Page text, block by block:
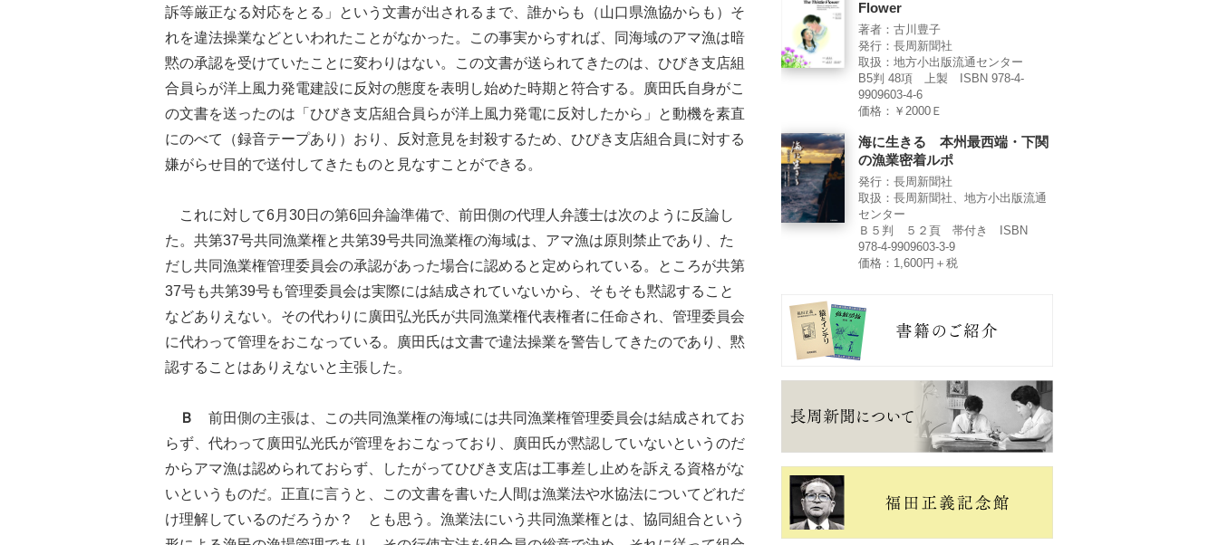
訴等厳正なる対応をとる」という文書が出されるまで、誰からも（山口県漁協からも）そ
れを違法操業などといわれたことがなかった。この事実からすれば、同海域のアマ漁は暗
黙の承認を受けていたことに変わりはない。この文書が送られてきたのは、ひびき支店組
合員らが洋上風力発電建設に反対の態度を表明し始めた時期と符合する。廣田氏自身がこ
の文書を送ったのは「ひびき支店組合員らが洋上風力発電に反対したから」と動機を素直
にのべて（録音テープあり）おり、反対意見を封殺するため、ひびき支店組合員に対する
嫌がらせ目的で送付してきたものと見なすことができる。
これに対して6月30日の第6回弁論準備で、前田側の代理人弁護士は次のように反論し
た。共第37号共同漁業権と共第39号共同漁業権の海域は、アマ漁は原則禁止であり、た
だし共同漁業権管理委員会の承認があった場合に認めると定められている。ところが共第
37号も共第39号も管理委員会は実際には結成されていないから、そもそも黙認すること
などありえない。その代わりに廣田弘光氏が共同漁業権代表権者に任命され、管理委員会
に代わって管理をおこなっている。廣田氏は文書で違法操業を警告してきたのであり、黙
認することはありえないと主張した。
Ｂ
前田側の主張は、この共同漁業権の海域には共同漁業権管理委員会は結成されてお
らず、代わって廣田弘光氏が管理をおこなっており、廣田氏が黙認していないというのだ
からアマ漁は認められておらず、したがってひびき支店は工事差し止めを訴える資格がな
いというものだ。正直に言うと、この文書を書いた人間は漁業法や水協法についてどれだ
け理解しているのだろうか？ とも思う。漁業法にいう共同漁業権とは、協同組合という
Flower
著者：古川豊子
発行：長周新聞社
取扱：地方小出版流通センター
B5判 48項 上製 ISBN 978-4-
9909603-4-6
価格：￥2000Ｅ
海に生きる 本州最西端・下関
の漁業密着ルポ
発行：長周新聞社
取扱：長周新聞社、地方小出版流通
センター
Ｂ５判 ５２頁 帯付き ISBN
978-4-9909603-3-9
価格：1,600円＋税